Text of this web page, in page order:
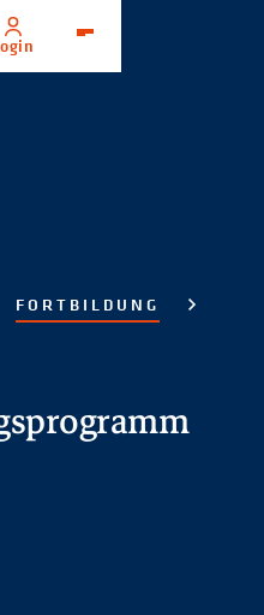
FORTBILDUNG